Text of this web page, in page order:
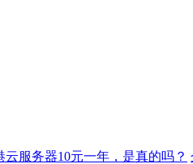
云服务器10元一年，是真的吗？